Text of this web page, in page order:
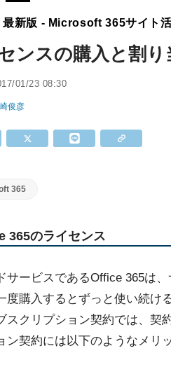
最新版 - Microsoft 365サイト
ンスの購入と割り
01/23 08:30
俊彦
365
365のライセンス
サービスであるOffice 365は
度購入するとずっと使い続け
スクリプション契約では、契
ン契約には以下のようなメリ